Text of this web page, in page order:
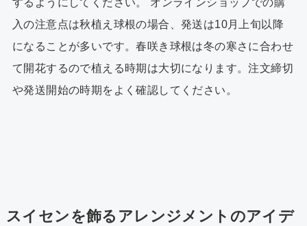
するようにしてください。 オンラインショップでの購
入の注意点は秋植え球根の場合、発送は10月上旬以降
になることが多いです。春咲き球根は冬の寒さに合わせ
て開花するので植える時期は大切になります。注文締切
や発送開始の時期をよく確認してください。
スイセンを飾るアレンジメントのアイデ